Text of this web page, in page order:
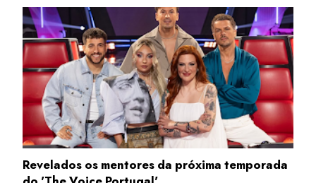
Revelados os mentores da próxima temporada